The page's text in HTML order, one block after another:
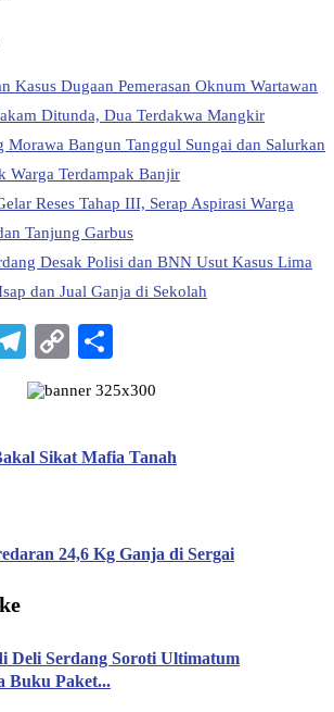
Kasus Dugaan Pemerasan Oknum Wartawan
Ditunda, Dua Terdakwa Mangkir
Morawa Bangun Tanggul Sungai dan Salurkan
Warga Terdampak Banjir
Reses Tahap III, Serap Aspirasi Warga
Tanjung Garbus
Desak Polisi dan BNN Usut Kasus Lima
dan Jual Ganja di Sekolah
Telegram
Copy
Link
Sikat Mafia Tanah
24,6 Kg Ganja di Sergai
Deli Serdang Soroti Ultimatum
Buku Paket...